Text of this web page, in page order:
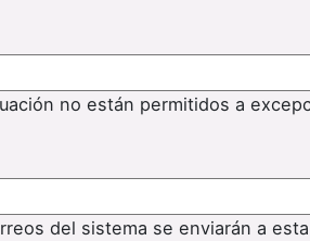
no están permitidos a
del sistema se enviarán a